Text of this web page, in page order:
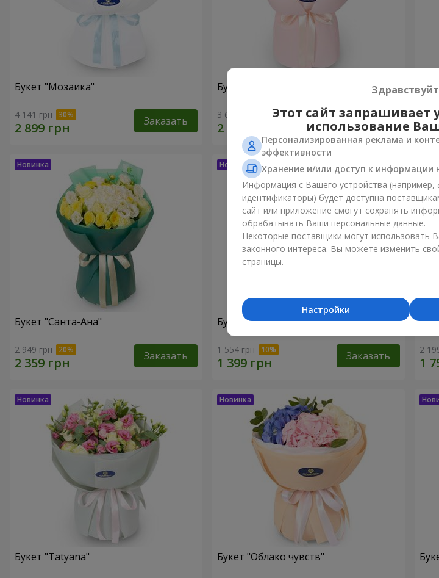
Букет "Мозаика"
4 141 грн Заказать
Букет "Эфира"
3 679 грн Заказать 2
Букет "Санта-Ана"
2 949 грн Заказать
Букет "Персеида"
1 554 грн Заказать
15
2
Букет "Tatyana" Букет "Облако чувств"
Этот сайт запрашивает
использование
Персонализированная реклама и
эффективности
Хранение и/или доступ к информации
Информация с Вашего устройства
идентификаторы) будет доступна
сайт или приложение смогут сохранять
обрабатывать Ваши персональные данные.
Некоторые поставщики могут использовать
законного интереса. Вы можете изменить
страницы.
Настройки